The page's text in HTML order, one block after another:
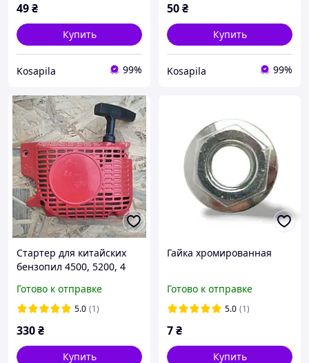
49₴
Купить
Kosapila 99%
50₴
Купить
Kosapila 99%
Стартер для китайских
бензопил 4500, 5200, 4
металлический корпус.
Готово к отправке
5.0 (1)
330₴
Купить
Гайка хромированная
Готово к отправке
5.0 (1)
7₴
Купить